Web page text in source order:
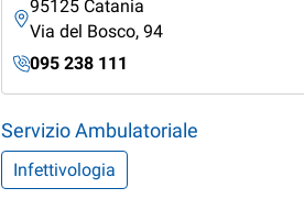
95125 Catania
Via del Bosco, 94
095 238 111
Servizio Ambulatoriale
Infettivologia